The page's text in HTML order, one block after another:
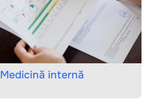
Medicină internă